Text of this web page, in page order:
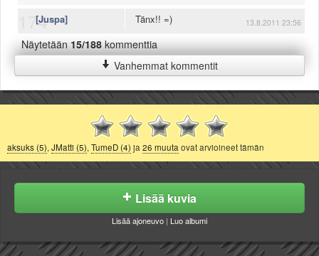
174
[Juspa] Tänx!! =) 13.8.2011 23:56
Näytetään15/188kommenttia
Vanhemmat kommentit
aksuks (5), JMatti (5), TumeD (4) ja 26 muuta ovat arvioineet tämän
Lisää kuvia
Lisää ajoneuvo | Luo albumi